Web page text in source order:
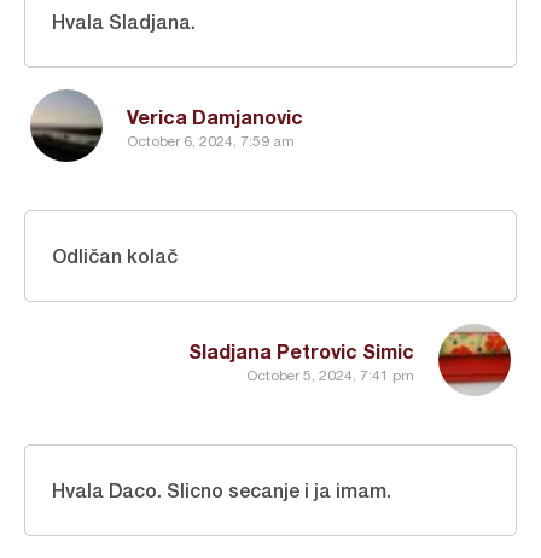
Verica Damjanovic
October 6, 2024, 7:59 am
Hvala Sladjana.
Sladjana Petrovic Simic
October 5, 2024, 7:41 pm
Odličan kolač
Hvala Daco. Slicno secanje i ja imam.